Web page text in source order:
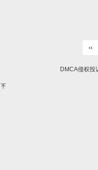
‹‹
DMCA侵权投